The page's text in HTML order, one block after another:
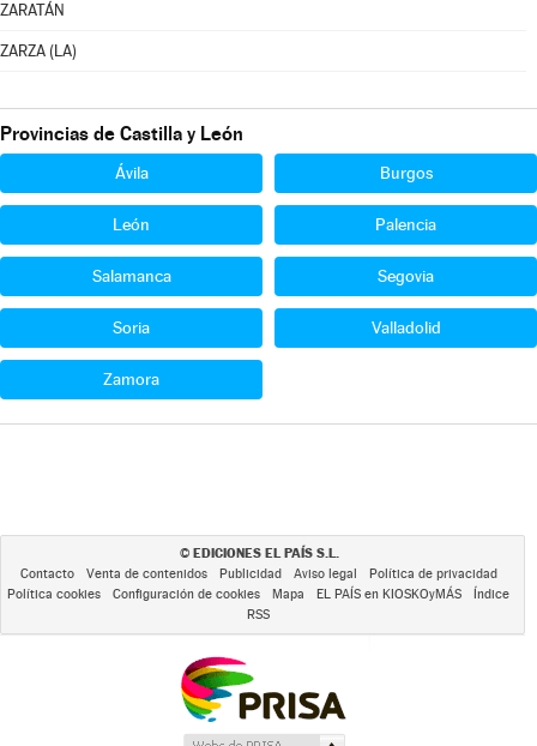
ZARATÁN
ZARZA (LA)
Provincias de Castilla y León
Ávila Burgos
León Palencia
Salamanca Segovia
Soria Valladolid
Zamora
© EDICIONES EL PAÍS S.L.
Contacto Venta de contenidos Publicidad Aviso legal
Política de privacidad
Política cookies
Configuración de cookies Mapa EL PAÍS en KIOSKOyMÁS
Índice
RSS